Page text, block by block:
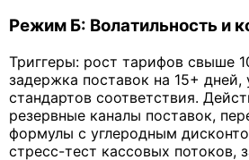
Режим Б: Волатильность и
Триггеры: рост тарифов свыше
задержка поставок на 15+ дней,
стандартов соответствия.
резервные каналы поставок,
формулы с углеродным
стресс-тест кассовых потоков,